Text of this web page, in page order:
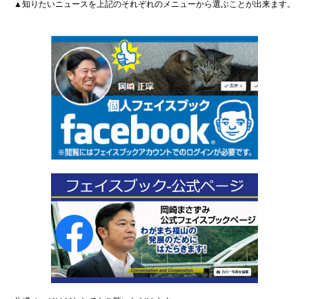
▲知りたいニュースを上記のそれぞれのメニューから選ぶことが出来ます。